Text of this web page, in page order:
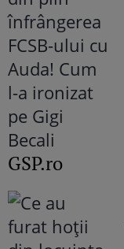
GSP.ro